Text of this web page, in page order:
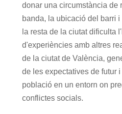
donar una circumstància de
banda, la ubicació del barri
la resta de la ciutat dificulta
d'experiències amb altres
de la ciutat de València,
de les expectatives de futur
població en un entorn on
conflictes socials.